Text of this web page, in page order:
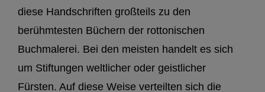
diese Handschriften großteils zu den
berühmtesten Büchern der rottonischen
Buchmalerei. Bei den meisten handelt es sich
um Stiftungen weltlicher oder geistlicher
Fürsten. Auf diese Weise verteilten sich die